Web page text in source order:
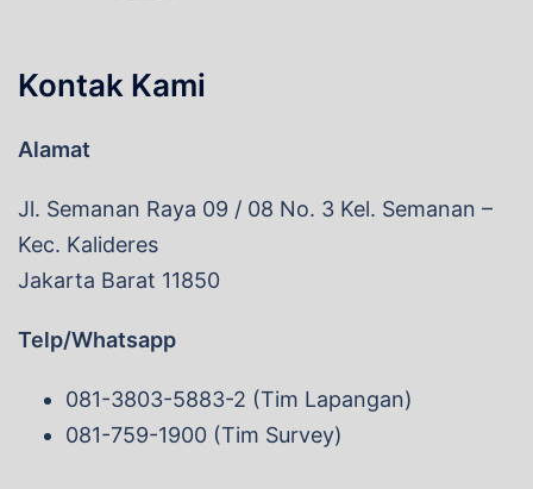
Kontak Kami
Alamat
Jl. Semanan Raya 09 / 08 No. 3 Kel. Semanan –
Kec. Kalideres
Jakarta Barat 11850
Telp/Whatsapp
081-3803-5883-2 (Tim Lapangan)
081-759-1900 (Tim Survey)